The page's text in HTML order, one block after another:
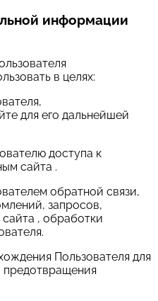
информации
в целях:
для его дальнейшей
доступа к
сайта .
обратной связи,
запросов,
, обработки
Пользователя для
предотвращения